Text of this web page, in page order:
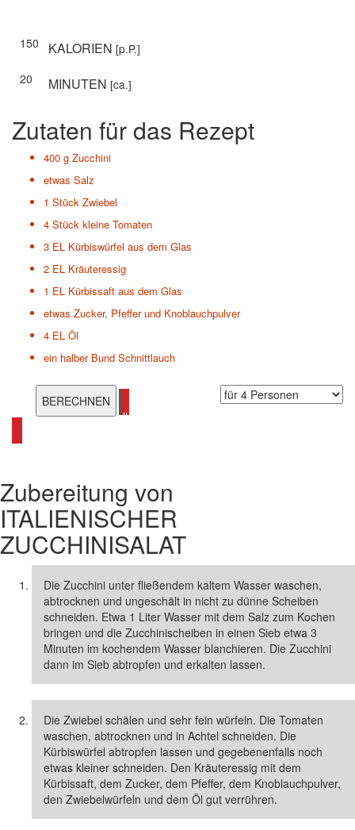
150 KALORIEN [p.P.]
20
MINUTEN [ca.]
Zutaten für das Rezept
400 g Zucchini
etwas Salz
1 Stück Zwiebel
4 Stück kleine Tomaten
3 EL Kürbiswürfel aus dem Glas
2 EL Kräuteressig
1 EL Kürbissaft aus dem Glas
etwas Zucker, Pfeffer und Knoblauchpulver
4 EL Öl
ein halber Bund Schnittlauch
alle Mediterane Rezepte ansehen
Zubereitung von
ITALIENISCHER
ZUCCHINISALAT
Die Zucchini unter fließendem kaltem Wasser waschen,
abtrocknen und ungeschält in nicht zu dünne Scheiben
schneiden. Etwa 1 Liter Wasser mit dem Salz zum Kochen
bringen und die Zucchinischeiben in einen Sieb etwa 3
Minuten im kochendem Wasser blanchieren. Die Zucchini
dann im Sieb abtropfen und erkalten lassen.
Die Zwiebel schälen und sehr fein würfeln. Die Tomaten
waschen, abtrocknen und in Achtel schneiden. Die
Kürbiswürfel abtropfen lassen und gegebenenfalls noch
etwas kleiner schneiden. Den Kräuteressig mit dem
Kürbissaft, dem Zucker, dem Pfeffer, dem Knoblauchpulver,
den Zwiebelwürfeln und dem Öl gut verrühren.